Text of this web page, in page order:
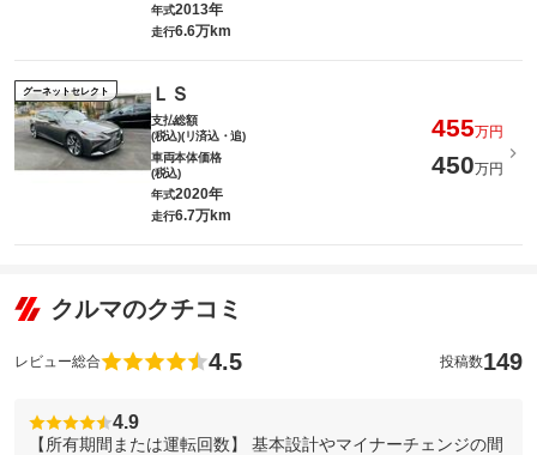
年式2013年
走行6.6万km
グーネットセレクト ＬＳ
支払総額
(税込)(リ済込・追)
455万円
車両本体価格
(税込)
450万円
年式2020年
走行6.7万km
クルマのクチコミ
レビュー総合 4.5 投稿数149
4.9
【所有期間または運転回数】 基本設計やマイナーチェンジの間